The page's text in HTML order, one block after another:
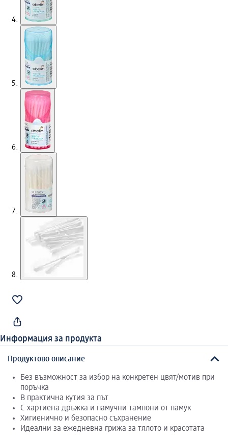
Информация за продукта
Продуктово описание
Без възможност за избор на конкретен цвят/мотив при
поръчка
В практична кутия за път
С хартиена дръжка и памучни тампони от памук
Хигиенично и безопасно съхранение
Идеални за ежедневна грижа за тялото и красотата